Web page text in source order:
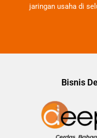
jaringan usaha di
Bisnis